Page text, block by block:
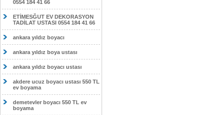
0554 184 41 66
ETİMESĞUT EV DEKORASYON
TADİLAT USTASI 0554 184 41 66
ankara yıldız boyacı
ankara yıldız boya ustası
ankara yıldız boyacı ustası
akdere ucuz boyacı ustası 550 TL
ev boyama
demetevler boyacı 550 TL ev
boyama